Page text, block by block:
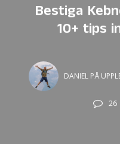
Bestiga
10+ tips
DANIEL PÅ
26